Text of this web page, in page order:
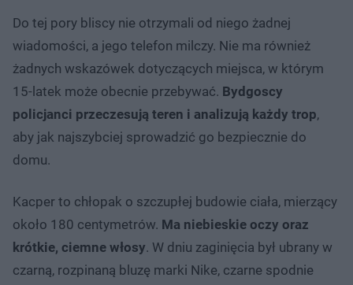
Do tej pory bliscy nie otrzymali od niego żadnej
wiadomości, a jego telefon milczy. Nie ma również
żadnych wskazówek dotyczących miejsca, w którym
15-latek może obecnie przebywać. Bydgoscy
policjanci przeczesują teren i analizują każdy trop,
aby jak najszybciej sprowadzić go bezpiecznie do
domu.
Kacper to chłopak o szczupłej budowie ciała, mierzący
około 180 centymetrów. Ma niebieskie oczy oraz
krótkie, ciemne włosy. W dniu zaginięcia był ubrany w
czarną, rozpinaną bluzę marki Nike, czarne spodnie